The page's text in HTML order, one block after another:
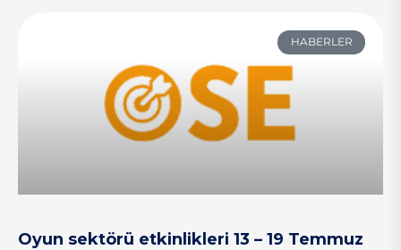
HABERLER
Oyun sektörü etkinlikleri 13 – 19 Temmuz